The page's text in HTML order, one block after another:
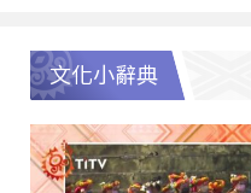
文化小辭典